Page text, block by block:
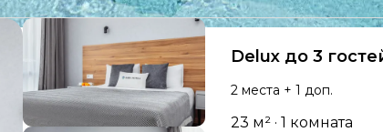
Delux до 3
2 места + 1 доп.
23 м² · 1 комната